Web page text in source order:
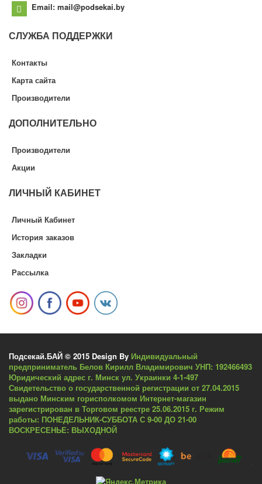
Email: mail@podsekai.by
СЛУЖБА ПОДДЕРЖКИ
Контакты
Карта сайта
Производители
ДОПОЛНИТЕЛЬНО
Производители
Акции
ЛИЧНЫЙ КАБИНЕТ
Личный Кабинет
История заказов
Закладки
Рассылка
Подсекай.БАЙ © 2015 Design By Индивидуальный
предприниматель Белов Кирилл Владимирович УНП: 192466493
Юридический адрес г. Минск ул. Украинки 4-1-497
Свидетельство о государственной регистрации от 27.04.2015
выдано Минским горисполкомом Интернет-магазин
зарегистрирован в Торговом реестре 25.06.2015 г. Режим
работы: ПОНЕДЕЛЬНИК-СУББОТА С 9-00 ДО 21-00
ВОСКРЕСЕНЬЕ: ВЫХОДНОЙ